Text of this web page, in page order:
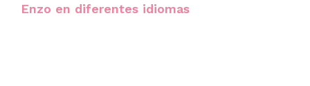
Enzo en diferentes idiomas